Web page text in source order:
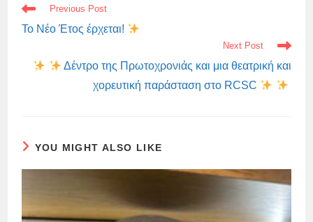
READ
MORE
ARTICLES
Previous Post
Το Νέο Έτος έρχεται!
Next Post
Δέντρο της Πρωτοχρονιάς και μια θεατρική και
χορευτική παράσταση στο RCSC
YOU MIGHT ALSO LIKE